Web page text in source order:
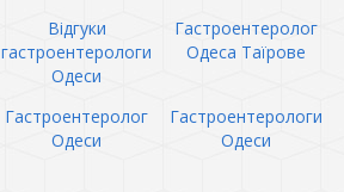
Відгуки
гастроентерологи
Одеси
Гастроентеролог
Одеса Таїрове
Гастроентеролог
Одеси
Гастроентерологи
Одеси